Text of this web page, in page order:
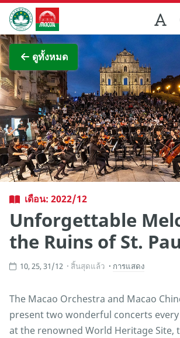
Skip to Main Content
สำนักงานการท่องเที่ยวของรัฐบาลมาเก๊า
ดูทั้งหมด
ภาพขยาย
เดือน: 2022/12
Unforgettable
the Ruins of St.
10, 25, 31/12 สิ้นสุดแล้ว การแสดง
The Macao Orchestra and Macao
present two wonderful concerts
at the renowned World Heritage Site,